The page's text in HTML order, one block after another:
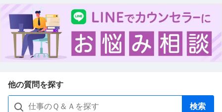
他の質問を探す
検索